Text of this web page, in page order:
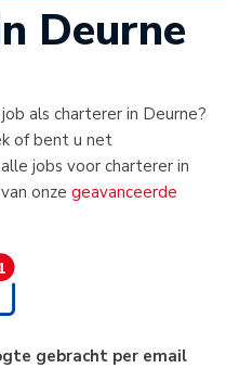
Deurne
als charterer in Deurne?
of bent u net
jobs voor charterer in
onze geavanceerde
gebracht per email